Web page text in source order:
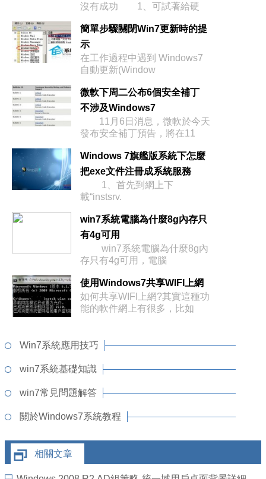
沒有成功 1、可試著給硬
簡單步驟關閉Win7更新時的提
示
在工作過程中遇到 Windows7
自動更新(Window
微軟下周二公布6個安全補丁
不涉及Windows7
11月6日消息，微軟於今天
發布安全補丁預告，將在11
Windows 7旗艦版系統下怎麼
把exe文件注冊成系統服務
1、首先到網上下
載“instsrv.
win7系統電腦為什麼8g內存只
有4g可用
win7系統電腦為什麼8g內
存只有4g可用，電腦
使用Windows7共享WIFI上網
如何共享WIFI上網?其實這種功
能的軟件網上有很多，比如
Win7系統應用技巧
win7系統基礎知識
win7常見問題解答
關於Windows7系統教程
相關文章